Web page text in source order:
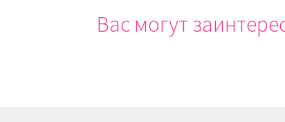
Вас могут